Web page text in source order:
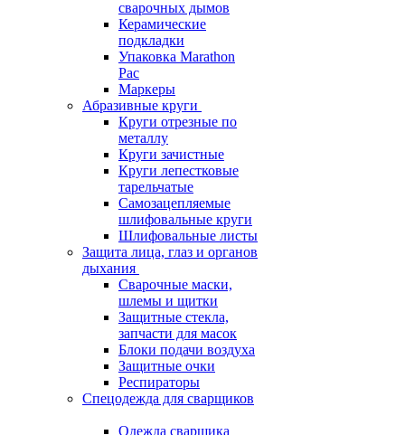
сварочных дымов
Керамические
подкладки
Упаковка Marathon
Pac
Маркеры
Абразивные круги
Круги отрезные по
металлу
Круги зачистные
Круги лепестковые
тарельчатые
Самозацепляемые
шлифовальные круги
Шлифовальные листы
Защита лица, глаз и органов
дыхания
Сварочные маски,
шлемы и щитки
Защитные стекла,
запчасти для масок
Блоки подачи воздуха
Защитные очки
Респираторы
Спецодежда для сварщиков
Одежда сварщика